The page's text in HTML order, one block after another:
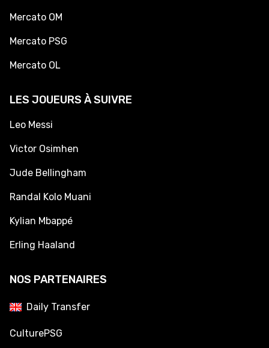
Mercato OM
Mercato PSG
Mercato OL
LES JOUEURS À SUIVRE
Leo Messi
Victor Osimhen
Jude Bellingham
Randal Kolo Muani
Kylian Mbappé
Erling Haaland
NOS PARTENAIRES
Daily Transfer
CulturePSG